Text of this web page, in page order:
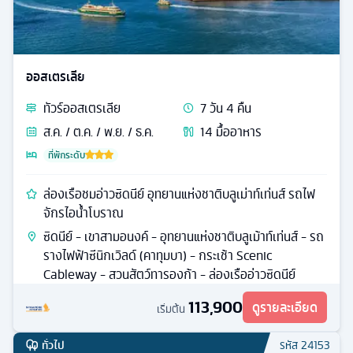
ออสเตรเลีย
ทัวร์ออสเตรเลีย 7วัน4 คืน
ส.ค. / ต.ค. / พ.ย. / ธ.ค.
14 มื้ออาหาร
ที่พักระดับ
ล่องเรือชมอ่าวซิดนีย์ อุทยานแห่งชาติบลูเม่าท์เท่นส์ รถไฟ
จักรไอน้ำโบราณ
ซิดนีย์ - เขาสามอนงค์ - อุทยานแห่งชาติบลูเม้าท์เท่นส์ - รถ
รางไฟฟ้าซีนิกเวิลด์ (คาทุมบา) - กระเช้า Scenic
Cableway - สวนสัตว์ทารองก้า - ล่องเรืออ่าวซิดนีย์
เริ่มต้น 113,900 ดูรายละเอียด
ทั่วไป รหัส24153